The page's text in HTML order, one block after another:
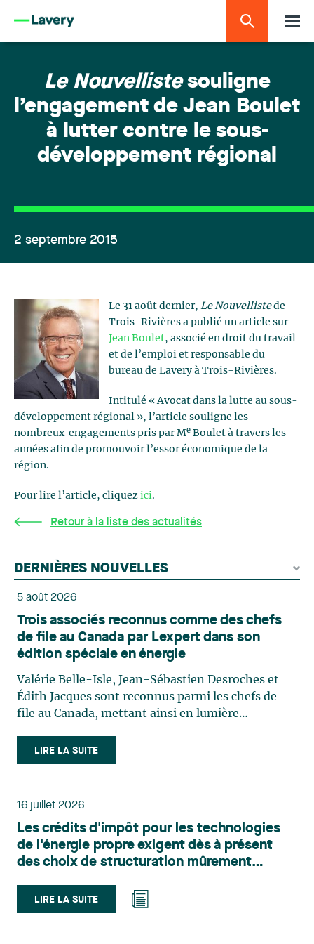
Le Nouvellistesouligne
l’engagement de Jean Boulet
à lutter contre le sous-
développement régional
2 septembre 2015
Le 31 août dernier, Le Nouvellistede
Trois-Rivières a publié un article sur
Jean Boulet, associé en droit du travail
et de l’emploi et responsable du
bureau de Lavery à Trois-Rivières.
Intitulé « Avocat dans la lutte au sous-
développement régional », l’article souligne les
nombreux engagements pris par Me Boulet à travers les
années afin de promouvoir l’essor économique de la
région.
Pour lire l’article, cliquez ici.
Retour à la liste des actualités
DERNIÈRES NOUVELLES
5 août 2026
Trois associés reconnus comme des chefs
de file au Canada par Lexpert dans son
édition spéciale en énergie
Valérie Belle-Isle, Jean-Sébastien Desroches et
Édith Jacques sont reconnus parmi les chefs de
file au Canada, mettant ainsi en lumière
le domaine du droit des technologies. Valérie
Belle-Isle est associée au sein du groupe de droit
principalement sur le droit de l’environnement,
du territoire. Elle conseille et représente une
clientèle publique et privée dans le cadre d’enjeux
touchant notamment les obligations
et de permis, l’application et la contestation de
règlements d’urbanisme, ainsi que les dossiers
LIRE LA SUITE
16 juillet 2026
Les crédits d'impôt pour les technologies
de l'énergie propre exigent dès à présent
des choix de structuration mûrement
LIRE LA SUITE